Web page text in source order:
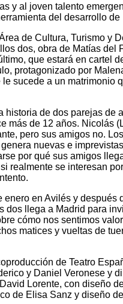
y al joven talento
del desarrollo
de Cultura, Turismo y
dos, obra de Matías del
que estará en cartel
protagonizado por
sucede a un matrimonio
historia de dos parejas de
más de 12 años. Nicolás
pero sus amigos no.
nuevas e
por qué sus amigos
realmente se interesan
enero en Avilés y después
dos llega a Madrid para
cómo nos sentimos
matices y vueltas de
de Teatro
y Daniel Veronese y
Lorente, con diseño
de Elisa Sanz y diseño